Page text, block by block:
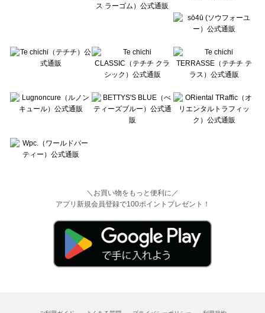
＼お買い物をもっと便利に／
アプリ新規会員登録で100ポイントプレゼント！